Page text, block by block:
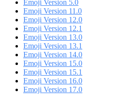
Emoji Version 5.0
Emoji Version 11.0
Emoji Version 12.0
Emoji Version 12.1
Emoji Version 13.0
Emoji Version 13.1
Emoji Version 14.0
Emoji Version 15.0
Emoji Version 15.1
Emoji Version 16.0
Emoji Version 17.0